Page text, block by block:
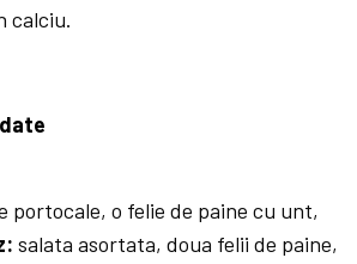
calciu.
portocale, o felie de paine cu unt,
salata asortata, doua felii de paine,